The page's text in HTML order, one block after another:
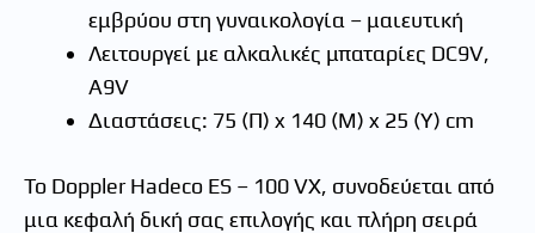
εμβρύου στη γυναικολογία – μαιευτική
Λειτουργεί με αλκαλικές μπαταρίες DC9V,
A9V
Διαστάσεις: 75 (Π) x 140 (Μ) x 25 (Υ) cm
Το Doppler Hadeco ES – 100 VX, συνοδεύεται από
μια κεφαλή δική σας επιλογής και πλήρη σειρά